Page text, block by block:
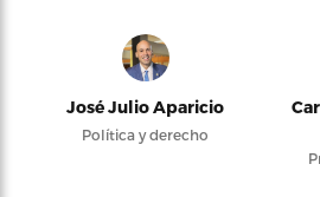
José Julio Aparicio
Política y derecho